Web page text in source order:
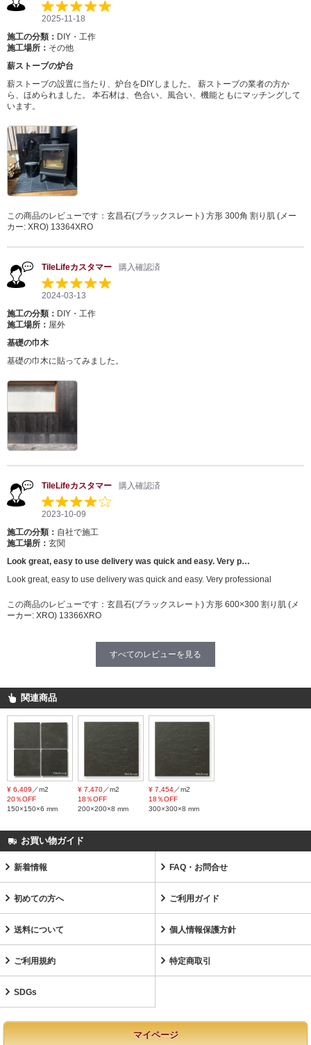
2025-11-18
施工の分類： DIY・工作
施工場所： その他
薪ストーブの炉台
薪ストーブの設置に当たり、炉台をDIYしました。 薪ストーブの業者の方か
ら、ほめられました。 本石材は、色合い、風合い、機能ともにマッチングして
います。
この商品のレビューです： 玄昌石(ブラックスレート) 方形 300角 割り肌 (メー
カー: XRO) 13364XRO
TileLifeカスタマー 購入確認済
2024-03-13
施工の分類： DIY・工作
施工場所： 屋外
基礎の巾木
基礎の巾木に貼ってみました。
TileLifeカスタマー 購入確認済
2023-10-09
施工の分類： 自社で施工
施工場所： 玄関
Look great, easy to use delivery was quick and easy. Very p…
Look great, easy to use delivery was quick and easy. Very professional
この商品のレビューです： 玄昌石(ブラックスレート) 方形 600×300 割り肌 (メ
ーカー: XRO) 13366XRO
すべてのレビューを見る
関連商品
¥ 6,409 ／m2
20％OFF
150×150×6 mm
¥ 7,470／m2
18％OFF
200×200×8 mm
¥ 7,454／m2
18％OFF
300×300×8 mm
お買い物ガイド
新着情報 FAQ・お問合せ
初めての方へ ご利用ガイド
送料について 個人情報保護方針
ご利用規約 特定商取引
SDGs
マイページ